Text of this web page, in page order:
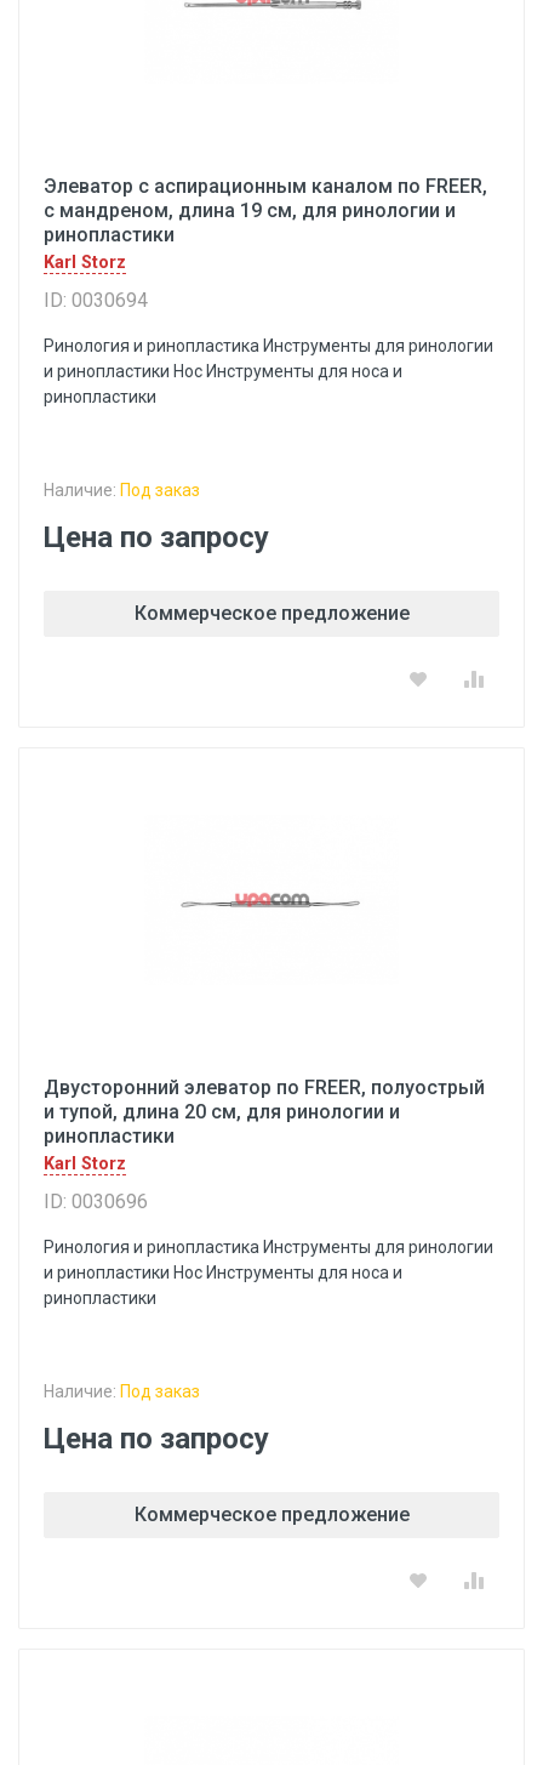
Элеватор с аспирационным каналом по FREER,
с мандреном, длина 19 см, для ринологии и
ринопластики
Karl Storz
ID: 0030694
Ринология и ринопластика Инструменты для ринологии
и ринопластики Hoc Инструменты для носа и
ринопластики
Наличие: Под заказ
Цена по запросу
Коммерческое предложение
Двусторонний элеватор по FREER, полуострый
и тупой, длина 20 см, для ринологии и
ринопластики
Karl Storz
ID: 0030696
Ринология и ринопластика Инструменты для ринологии
и ринопластики Hoc Инструменты для носа и
ринопластики
Наличие: Под заказ
Цена по запросу
Коммерческое предложение